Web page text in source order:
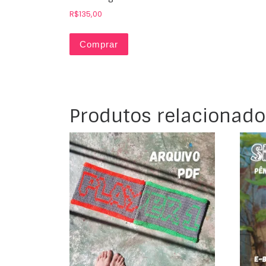
R$135,00
Comprar
Produtos